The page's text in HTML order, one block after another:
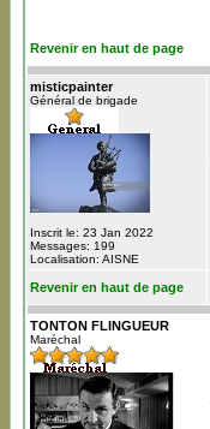
Revenir en haut de page
misticpainter
Général de brigade
Inscrit le: 23 Jan 2022
Messages: 199
Localisation: AISNE
Revenir en haut de page
TONTON FLINGUEUR
Maréchal